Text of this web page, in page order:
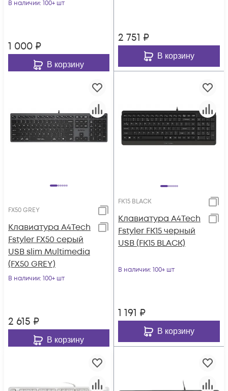
В наличии: 100+ шт
1 000 ₽
В корзину
2 751 ₽
В корзину
FX50 GREY
Клавиатура A4Tech
Fstyler FX50 серый
USB slim Multimedia
(FX50 GREY)
В наличии: 100+ шт
2 615 ₽
В корзину
FK15 BLACK
Клавиатура A4Tech
Fstyler FK15 черный
USB (FK15 BLACK)
В наличии: 100+ шт
1 191 ₽
В корзину